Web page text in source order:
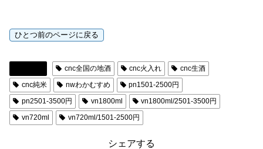
cnc全国の地酒 cnc火入れ
cnc生酒
cnc純米
nwわかむすめ
pn1501-2500円
pn2501-3500円
vn1800ml
vn1800ml/2501-3500円
vn720ml
vn720ml/1501-2500円
シェアする